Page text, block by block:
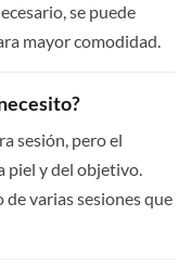
se puede
mayor comodidad.
sesión, pero el
piel y del objetivo.
varias sesiones que